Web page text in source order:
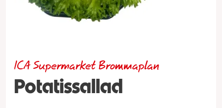
Potatissallad
ICA Supermarket Brommaplan